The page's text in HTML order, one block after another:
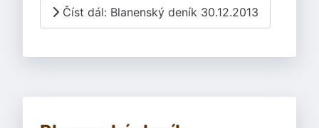
Číst dál: Blanenský deník 30.12.2013